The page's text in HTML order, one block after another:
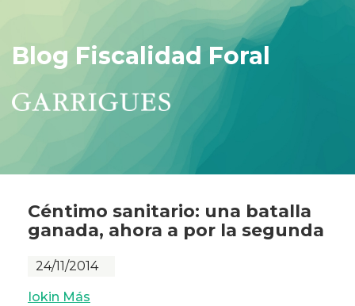
Blog Fiscalidad Foral
Céntimo sanitario: una batalla
ganada, ahora a por la segunda
24/11/2014
Iokin Más